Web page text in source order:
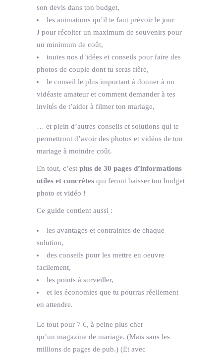
son devis dans ton budget,
les animations qu’il te faut prévoir le jour
J pour récolter un maximum de souvenirs pour
un minimum de coût,
toutes nos d’idées et conseils pour faire des
photos de couple dont tu seras fière,
le conseil le plus important à donner à un
vidéaste amateur et comment demander à tes
invités de t’aider à filmer ton mariage,
… et plein d’autres conseils et solutions qui te
permettront d’avoir des photos et vidéos de ton
mariage à moindre coût.
En tout, c’est plus de 30 pages d’informations
utiles et concrètes qui feront baisser ton budget
photo et vidéo !
Ce guide contient aussi :
les avantages et contraintes de chaque
solution,
des conseils pour les mettre en oeuvre
facilement,
les points à surveiller,
et les économies que tu pourras réellement
en attendre.
Le tout pour 7 €, à peine plus cher
qu’un magazine de mariage. (Mais sans les
millions de pages de pub.) (Et avec